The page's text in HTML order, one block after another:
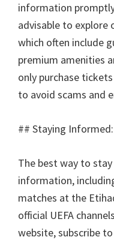
information
advisable to explore
which often include
premium amenities
only purchase
to avoid scams and
## Staying Informed:
The best way to
information,
matches at the
official UEFA channels
website,subscribe